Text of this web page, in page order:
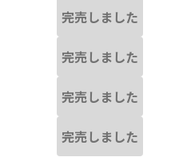
ネイビーブルー完売しました
完売しました
完売しました
完売しました